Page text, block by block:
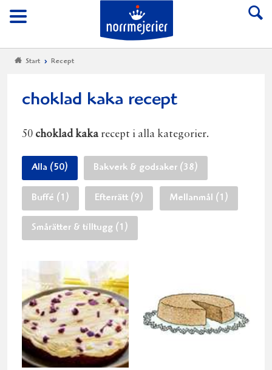
Meny
Till Norrmejerier
Start Recept
choklad kaka recept
50 choklad kaka recept i alla kategorier.
Alla (50) Bakverk & godsaker (38)
Buffé (1) Efterrätt (9) Mellanmål (1)
Smårätter & tilltugg (1)